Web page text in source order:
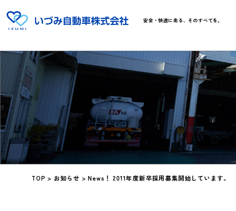
安全・快適に走る、そのすべてを。
TOP > お知らせ >News！ 2011年度新卒採用募集開始しています。